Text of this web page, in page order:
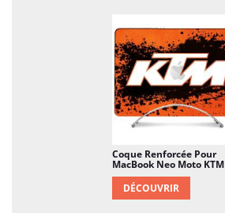
Coque Renforcée Pour
MacBook Neo Moto KTM
DÉCOUVRIR